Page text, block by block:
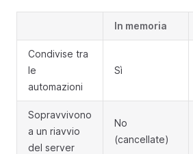
In memoria
Condivise tra
le
automazioni
Sì
Sopravvivono
a un riavvio
del server
No
(cancellate)